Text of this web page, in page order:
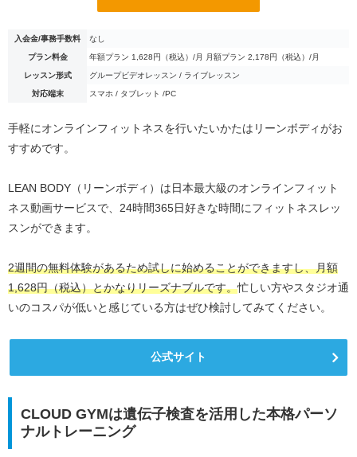
入会金/事務手数料 なし
プラン料金 年額プラン 1,628円（税込）/月 月額プラン 2,178円（税込）/月
レッスン形式 グループビデオレッスン / ライブレッスン
対応端末 スマホ / タブレット /PC
手軽にオンラインフィットネスを行いたいかたはリーンボディがお
すすめです。
LEAN BODY（リーンボディ）は日本最大級のオンラインフィット
ネス動画サービスで、24時間365日好きな時間にフィットネスレッ
スンができます。
2週間の無料体験があるため試しに始めることができますし、月額
1,628円（税込）とかなりリーズナブルです。忙しい方やスタジオ通
いのコスパが低いと感じている方はぜひ検討してみてください。
公式サイト
CLOUD GYMは遺伝子検査を活用した本格パーソ
ナルトレーニング